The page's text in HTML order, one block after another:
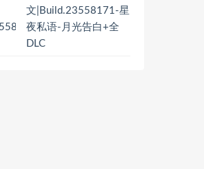
文|Build.23558171-星
夜私语-月光告白+全
DLC